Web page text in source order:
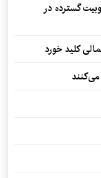
گسترده در
کلید خورد